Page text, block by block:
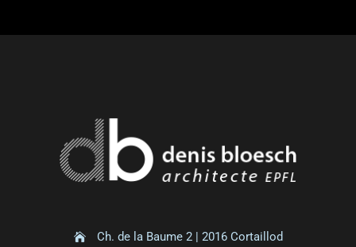
Ch. de la Baume 2 | 2016 Cortaillod